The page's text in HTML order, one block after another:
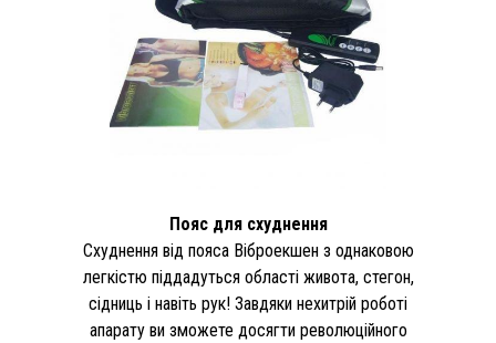
Пояс для схуднення
Схуднення від пояса Віброекшен з однаковою
легкістю піддадуться області живота, стегон,
сідниць і навіть рук! Завдяки нехитрій роботі
апарату ви зможете досягти революційного